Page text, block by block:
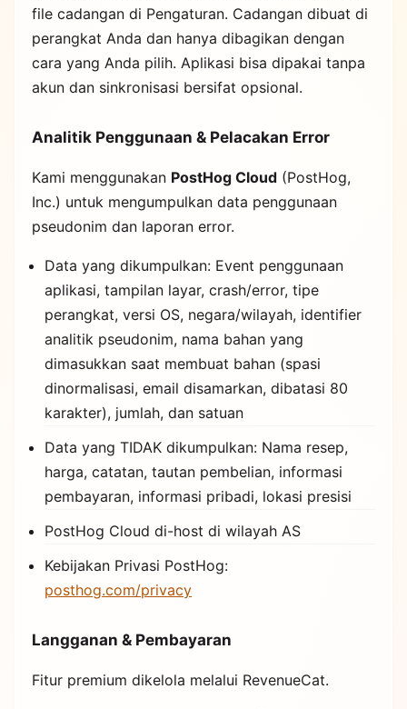
file cadangan di Pengaturan. Cadangan dibuat di
perangkat Anda dan hanya dibagikan dengan
cara yang Anda pilih. Aplikasi bisa dipakai tanpa
akun dan sinkronisasi bersifat opsional.
Analitik Penggunaan & Pelacakan Error
Kami menggunakan PostHog Cloud (PostHog,
Inc.) untuk mengumpulkan data penggunaan
pseudonim dan laporan error.
Data yang dikumpulkan: Event penggunaan
aplikasi, tampilan layar, crash/error, tipe
perangkat, versi OS, negara/wilayah, identifier
analitik pseudonim, nama bahan yang
dimasukkan saat membuat bahan (spasi
dinormalisasi, email disamarkan, dibatasi 80
karakter), jumlah, dan satuan
Data yang TIDAK dikumpulkan: Nama resep,
harga, catatan, tautan pembelian, informasi
pembayaran, informasi pribadi, lokasi presisi
PostHog Cloud di-host di wilayah AS
Kebijakan Privasi PostHog:
posthog.com/privacy
Langganan & Pembayaran
Fitur premium dikelola melalui RevenueCat.